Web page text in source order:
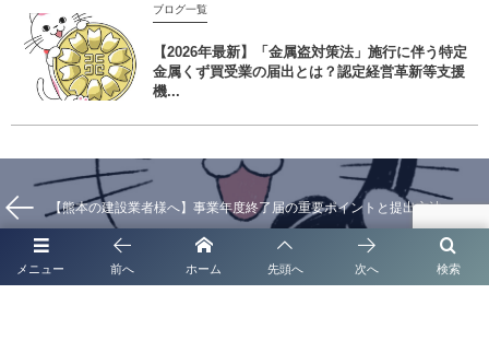
ブログ一覧
【2026年最新】「金属盗対策法」施行に伴う特定
金属くず買受業の届出とは？認定経営革新等支援
機...
【熊本の建設業者様へ】事業年度終了届の重要ポイントと提出方法
メニュー 検索
前へ ホーム 先頭へ 次へ